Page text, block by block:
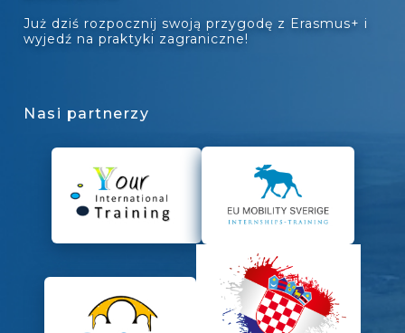
Już dziś rozpocznij swoją przygodę z Erasmus+ i
wyjedź na praktyki zagraniczne!
Nasi partnerzy